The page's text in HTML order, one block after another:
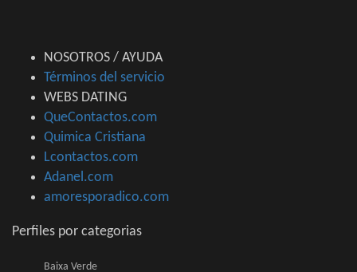
NOSOTROS / AYUDA
Términos del servicio
WEBS DATING
QueContactos.com
Quimica Cristiana
Lcontactos.com
Adanel.com
amoresporadico.com
Perfiles por categorias
Baixa Verde